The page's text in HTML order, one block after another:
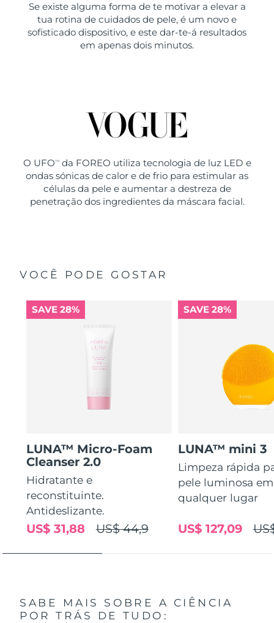
Se existe alguma forma de te motivar a elevar a
tua rotina de cuidados de pele, é um novo e
sofisticado dispositivo, e este dar-te-á resultados
em apenas dois minutos.
O UFO TMda FOREO utiliza tecnologia de luz LED e
ondas sónicas de calor e de frio para estimular as
células da pele e aumentar a destreza de
penetração dos ingredientes da máscara facial.
VOCÊ PODE GOSTAR
SAVE 28%
LUNA™ Micro-Foam
Cleanser 2.0
Hidratante e
reconstituinte.
Antideslizante.
US$ 44,9
US$ 31,88
SAVE 28%
LUNA™ mini 3
Limpeza rápida
pele luminosa em
qualquer lugar
US$ 127,09
SABE MAIS SOBRE A CIÊNCIA
POR TRÁS DE TUDO: